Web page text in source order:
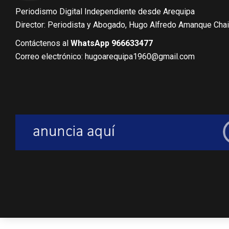
Periodismo Digital Independiente desde Arequipa
Director: Periodista y Abogado, Hugo Alfredo Amanque
Contáctenos al WhatsApp 966633477
Correo electrónico: hugoarequipa1960@gmail.com